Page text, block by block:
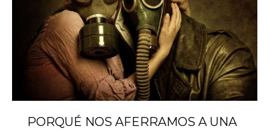
PORQUÉ NOS AFERRAMOS A UNA